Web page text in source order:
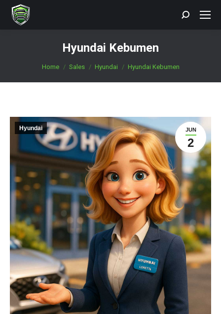
Search:
Hyundai Kebumen
You are here:
Home Sales Hyundai Hyundai Kebumen
JUN
2
Hyundai